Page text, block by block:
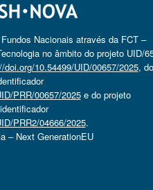
Nacionais através da FCT –
no âmbito do projeto UID/
doi.org/10.54499/UID/00657/2025,
PRR/00657/2025e do projeto
PRR2/04666/2025.
– Next GenerationEU